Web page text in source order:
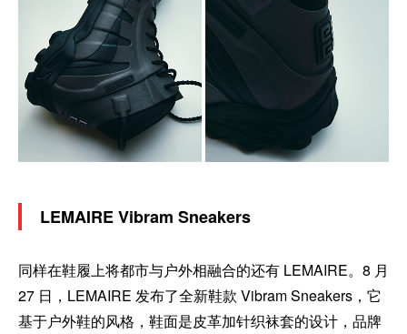
LEMAIRE Vibram Sneakers
同样在鞋履上将都市与户外相融合的还有 LEMAIRE。8 月
27 日，LEMAIRE 发布了全新鞋款 Vibram Sneakers，它
基于户外鞋的风格，鞋面是皮革加针织袜套的设计，品牌